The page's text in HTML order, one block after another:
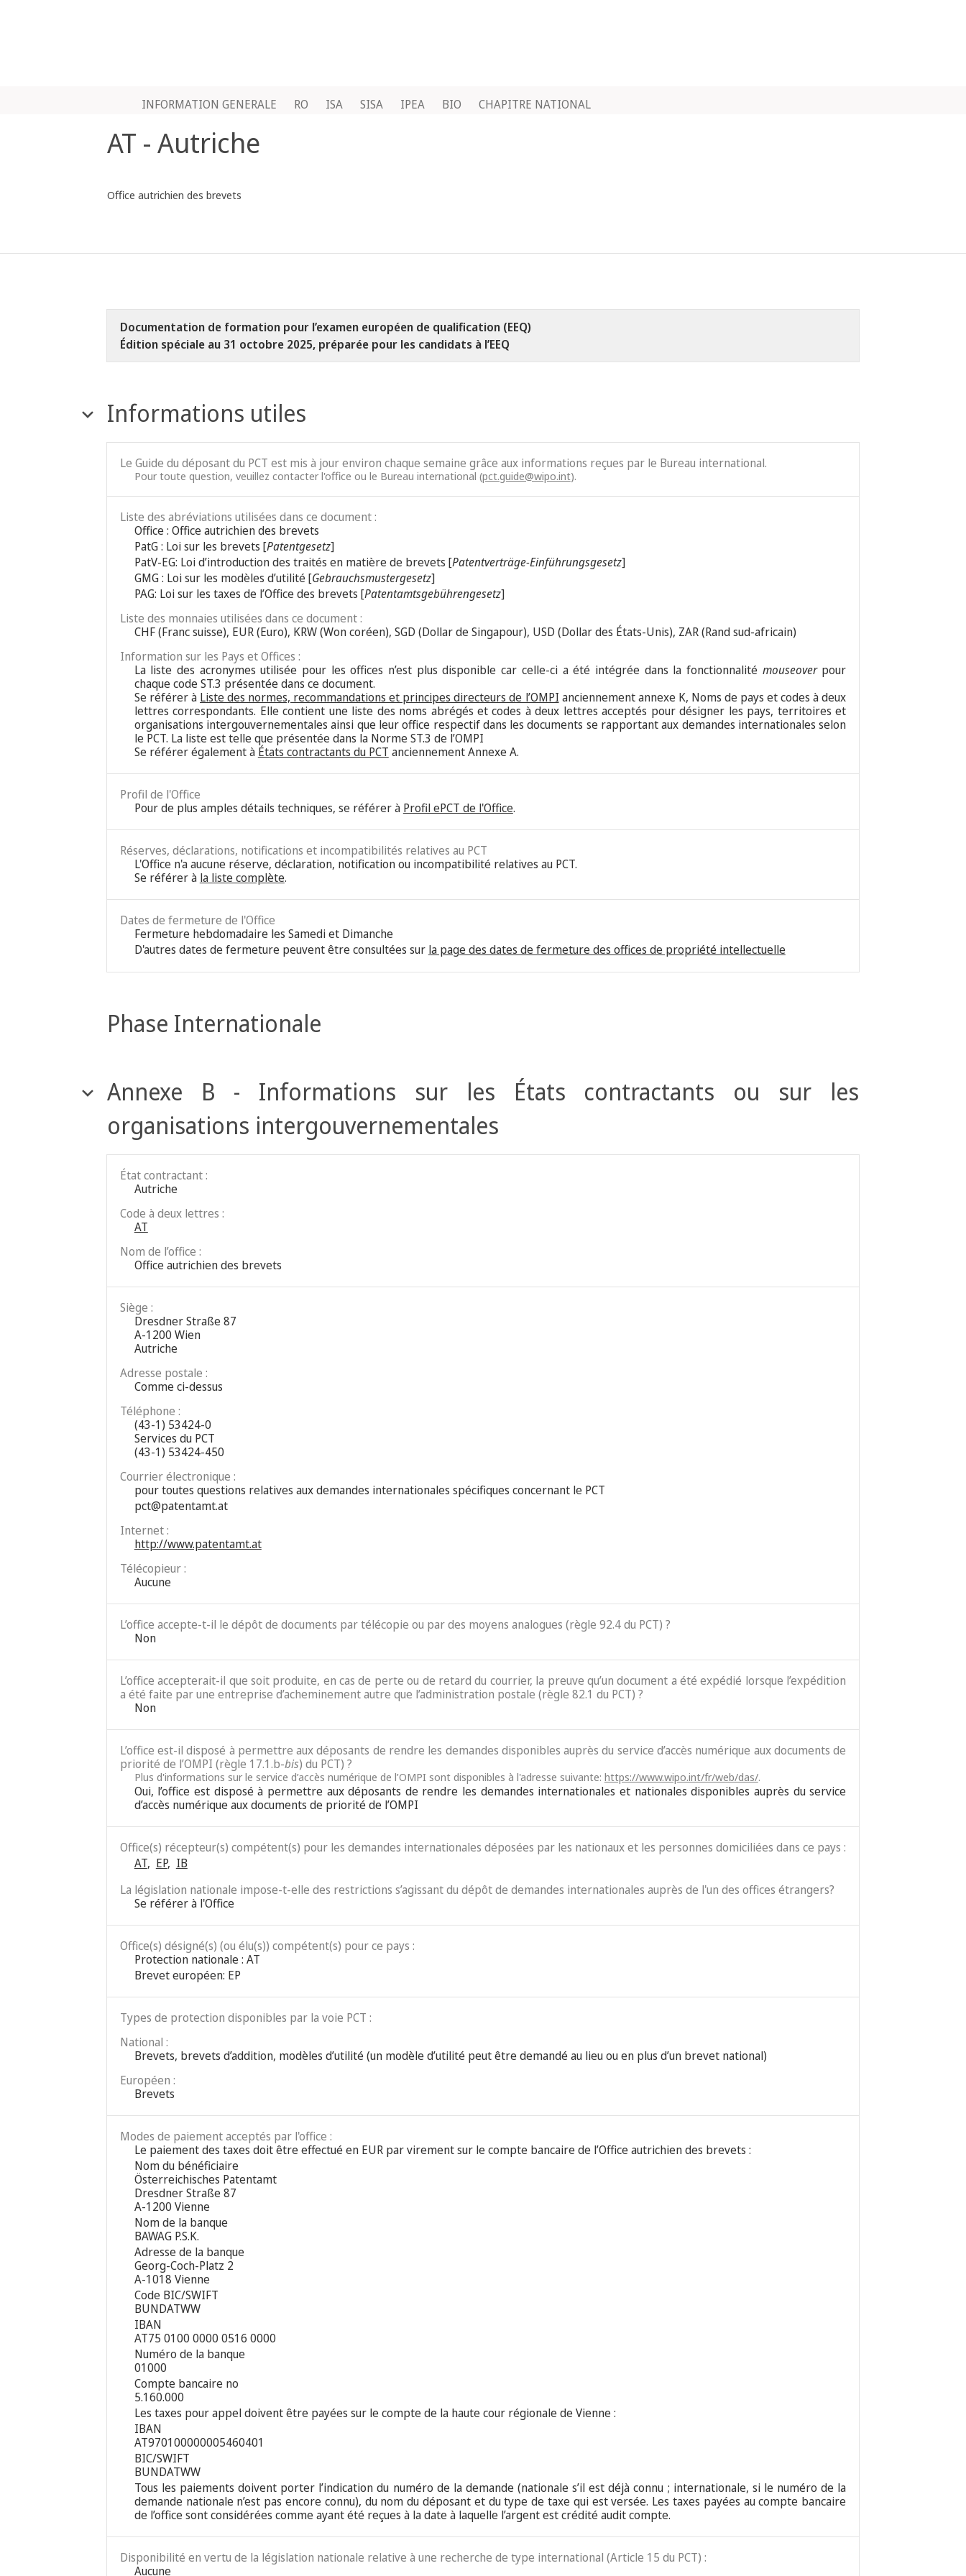
INFORMATION GENERALE RO ISA SISA IPEA BIO CHAPITRE NATIONAL
AT - Autriche
Office autrichien des brevets
Documentation de formation pour l’examen européen de qualification (EEQ)
Édition spéciale au 31 octobre 2025, préparée pour les candidats à l’EEQ
Informations utiles
Le Guide du déposant du PCT est mis à jour environ chaque semaine grâce aux informations reçues par le Bureau international.
Pour toute question, veuillez contacter l'office ou le Bureau international (pct.guide@wipo.int).
Liste des abréviations utilisées dans ce document :
Office : Office autrichien des brevets
PatG : Loi sur les brevets [Patentgesetz]
PatV-EG: Loi d’introduction des traités en matière de brevets [Patentverträge-Einführungsgesetz]
GMG : Loi sur les modèles d’utilité [Gebrauchsmustergesetz]
PAG: Loi sur les taxes de l’Office des brevets [Patentamtsgebührengesetz]
Liste des monnaies utilisées dans ce document :
CHF (Franc suisse), EUR (Euro), KRW (Won coréen), SGD (Dollar de Singapour), USD (Dollar des États-Unis), ZAR (Rand sud-africain)
Information sur les Pays et Offices :
La liste des acronymes utilisée pour les offices n’est plus disponible car celle-ci a été intégrée dans la fonctionnalité mouseoverpour
chaque code ST.3 présentée dans ce document.
Se référer à Liste des normes, recommandations et principes directeurs de l’OMPI anciennement annexe K, Noms de pays et codes à deux
lettres correspondants. Elle contient une liste des noms abrégés et codes à deux lettres acceptés pour désigner les pays, territoires et
organisations intergouvernementales ainsi que leur office respectif dans les documents se rapportant aux demandes internationales selon
le PCT. La liste est telle que présentée dans la Norme ST.3 de l’OMPI
Se référer également à États contractants du PCT anciennement Annexe A.
Profil de l'Office
Pour de plus amples détails techniques, se référer à Profil ePCT de l'Office.
Réserves, déclarations, notifications et incompatibilités relatives au PCT
L'Office n'a aucune réserve, déclaration, notification ou incompatibilité relatives au PCT.
Se référer à la liste complète.
Dates de fermeture de l'Office
Fermeture hebdomadaire les Samedi et Dimanche
D'autres dates de fermeture peuvent être consultées sur la page des dates de fermeture des offices de propriété intellectuelle
Phase Internationale
Annexe B - Informations sur les États contractants ou sur les
organisations intergouvernementales
État contractant :
Autriche
Code à deux lettres :
AT
Nom de l’office :
Office autrichien des brevets
Siège :
Dresdner Straße 87
A-1200 Wien
Autriche
Adresse postale :
Comme ci-dessus
Téléphone :
(43-1) 53424-0
Services du PCT
(43-1) 53424-450
Courrier électronique :
pour toutes questions relatives aux demandes internationales spécifiques concernant le PCT
pct@patentamt.at
Internet :
http://www.patentamt.at
Télécopieur :
Aucune
L’office accepte-t-il le dépôt de documents par télécopie ou par des moyens analogues (règle 92.4 du PCT) ?
Non
L’office accepterait-il que soit produite, en cas de perte ou de retard du courrier, la preuve qu’un document a été expédié lorsque l’expédition
a été faite par une entreprise d’acheminement autre que l’administration postale (règle 82.1 du PCT) ?
Non
L’office est-il disposé à permettre aux déposants de rendre les demandes disponibles auprès du service d’accès numérique aux documents de
priorité de l’OMPI (règle 17.1.b-bis) du PCT) ?
Plus d'informations sur le service d’accès numérique de l’OMPI sont disponibles à l'adresse suivante: https://www.wipo.int/fr/web/das/.
Oui, l’office est disposé à permettre aux déposants de rendre les demandes internationales et nationales disponibles auprès du service
d’accès numérique aux documents de priorité de l’OMPI
Office(s) récepteur(s) compétent(s) pour les demandes internationales déposées par les nationaux et les personnes domiciliées dans ce pays :
AT, EP, IB
La législation nationale impose-t-elle des restrictions s’agissant du dépôt de demandes internationales auprès de l'un des offices étrangers?
Se référer à l'Office
Office(s) désigné(s) (ou élu(s)) compétent(s) pour ce pays :
Protection nationale : AT
Brevet européen: EP
Types de protection disponibles par la voie PCT :
National :
Brevets, brevets d’addition, modèles d’utilité (un modèle d’utilité peut être demandé au lieu ou en plus d’un brevet national)
Européen :
Brevets
Modes de paiement acceptés par l'office :
Le paiement des taxes doit être effectué en EUR par virement sur le compte bancaire de l’Office autrichien des brevets :
Nom du bénéficiaire
Österreichisches Patentamt
Dresdner Straße 87
A-1200 Vienne
Nom de la banque
BAWAG P.S.K.
Adresse de la banque
Georg-Coch-Platz 2
A-1018 Vienne
Code BIC/SWIFT
BUNDATWW
IBAN
AT75 0100 0000 0516 0000
Numéro de la banque
01000
Compte bancaire no
5.160.000
Les taxes pour appel doivent être payées sur le compte de la haute cour régionale de Vienne :
IBAN
AT970100000005460401
BIC/SWIFT
BUNDATWW
Tous les paiements doivent porter l’indication du numéro de la demande (nationale s’il est déjà connu ; internationale, si le numéro de la
demande nationale n’est pas encore connu), du nom du déposant et du type de taxe qui est versée. Les taxes payées au compte bancaire
de l’office sont considérées comme ayant été reçues à la date à laquelle l’argent est crédité audit compte.
Disponibilité en vertu de la législation nationale relative à une recherche de type international (Article 15 du PCT) :
Aucune